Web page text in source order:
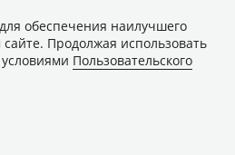
обеспечения наилучшего
Продолжая использовать
Пользовательского